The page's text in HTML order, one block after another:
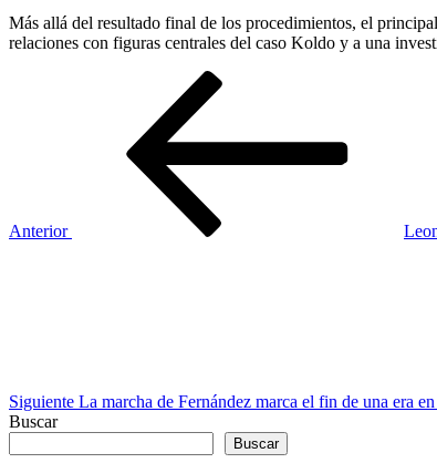
Más allá del resultado final de los procedimientos, el
relaciones con figuras centrales del caso Koldo y a una
Anterior
Siguiente La marcha de Fernández marca el fin de una era
Buscar
Buscar